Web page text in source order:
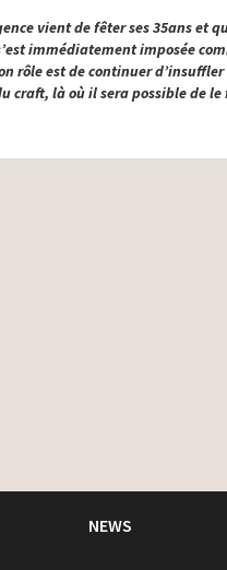
vient de fêter ses 35ans et
immédiatement imposée
rôle est de continuer
craft, là où il sera possible de le
NEWS